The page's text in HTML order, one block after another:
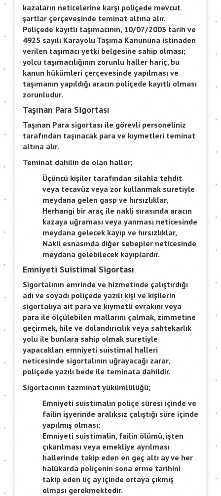
kazaların neticelerine karşı poliçede mevcut
şartlar çerçevesinde teminat altına alır.
Poliçede kayıtlı taşımacının, 10/07/2003 tarih ve
4925 sayılı Karayolu Taşıma Kanununa istinaden
verilen taşımacı yetki belgesine sahip olması;
yolcu taşımacılığının zorunlu haller hariç, bu
kanun hükümleri çerçevesinde yapılması ve
taşımanın yapıldığı aracın poliçede kayıtlı olması
zorunludur.
Taşınan Para Sigortası
Taşınan Para sigortası ile görevli personeliniz
tarafından taşınacak para ve kıymetleri teminat
altına alır.
Teminat dahilin de olan haller;
Üçüncü kişiler tarafından silahla tehdit
veya tecavüz veya zor kullanmak suretiyle
meydana gelen gasp ve hırsızlıklar,
Herhangi bir araç ile nakli sırasında aracın
kazaya uğraması veya yanması neticesinde
meydana gelecek kayıp ve hırsızlıklar,
Nakil esnasında diğer sebepler neticesinde
meydana gelebilecek kayıplardır.
Emniyeti Suistimal Sigortası
Sigortalının emrinde ve hizmetinde çalıştırdığı
adı ve soyadı poliçede yazılı kişi ve kişilerin
sigortalıya ait para ve kıymetli evrakını veya
para ile ölçülebilen mallarını çalmak, zimmetine
geçirmek, hile ve dolandırıcılık veya sahtekarlık
yolu ile bunlara sahip olmak suretiyle
yapacakları emniyeti suistimal halleri
neticesinde sigortalının uğrayacağı zarar,
poliçede yazılı bede ile teminata dahildir.
Sigortacının tazminat yükümlülüğü;
Emniyeti suistimalin poliçe süresi içinde ve
failin işyerinde aralıksız çalıştığı süre içinde
yapılmış olması;
Emniyeti suistimalin, failin ölümü, işten
çıkarılması veya emekliye ayrılması
hallerinde takip eden en geç altı ay ve her
halükarda poliçenin sona erme tarihini
takip eden üç ay içinde ortaya çıkmış
olması gerekmektedir.